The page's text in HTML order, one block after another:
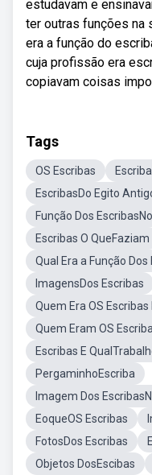
estudavam e
ter outras funções na
era a função do
cuja profissão era
copiavam coisas
Tags
OS Escribas
EscribasDo Egito
Função Dos
Escribas O QueFaziam
Qual Era a Função
ImagensDos Escribas
Quem Era OS Escribas
Quem Eram OS
Escribas E
PergaminhoEscriba
Imagem Dos
EoqueOS Escribas
FotosDos Escribas
Objetos DosEscibas